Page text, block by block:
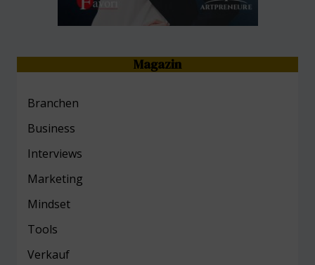
Magazin
Branchen
Business
Interviews
Marketing
Mindset
Tools
Verkauf